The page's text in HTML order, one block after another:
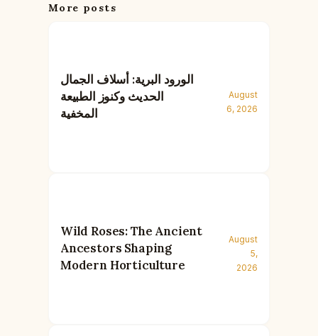
More posts
الورود البرية: أسلاف الجمال
الحديث وكنوز الطبيعة
المخفية
August
6, 2026
Wild Roses: The Ancient
Ancestors Shaping
Modern Horticulture
August
5,
2026